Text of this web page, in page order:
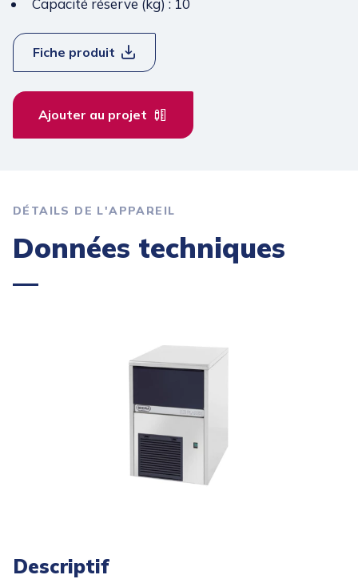
Capacité réserve (kg) : 10
Fiche produit
Ajouter au projet
DÉTAILS DE L'APPAREIL
Données techniques
Descriptif